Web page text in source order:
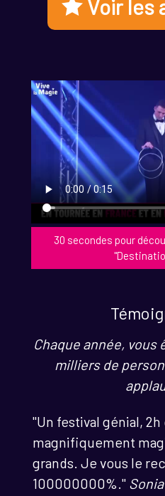
Voir les
30 secondes pour
Chaque année, vous
milliers de
"Un festival génial,
magnifiquement
grands. Je vous le
100000000%." Sonia